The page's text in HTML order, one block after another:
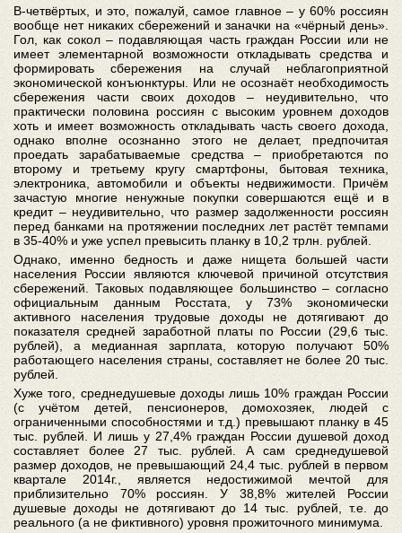
В-четвёртых, и это, пожалуй, самое главное – у 60% россиян
вообще нет никаких сбережений и заначки на «чёрный день».
Гол, как сокол – подавляющая часть граждан России или не
имеет элементарной возможности откладывать средства и
формировать сбережения на случай неблагоприятной
экономической конъюнктуры. Или не осознаёт необходимость
сбережения части своих доходов – неудивительно, что
практически половина россиян с высоким уровнем доходов
хоть и имеет возможность откладывать часть своего дохода,
однако вполне осознанно этого не делает, предпочитая
проедать зарабатываемые средства – приобретаются по
второму и третьему кругу смартфоны, бытовая техника,
электроника, автомобили и объекты недвижимости. Причём
зачастую многие ненужные покупки совершаются ещё и в
кредит – неудивительно, что размер задолженности россиян
перед банками на протяжении последних лет растёт темпами
в 35-40% и уже успел превысить планку в 10,2 трлн. рублей.
Однако, именно бедность и даже нищета большей части
населения России являются ключевой причиной отсутствия
сбережений. Таковых подавляющее большинство – согласно
официальным данным Росстата, у 73% экономически
активного населения трудовые доходы не дотягивают до
показателя средней заработной платы по России (29,6 тыс.
рублей), а медианная зарплата, которую получают 50%
работающего населения страны, составляет не более 20 тыс.
рублей.
Хуже того, среднедушевые доходы лишь 10% граждан России
(с учётом детей, пенсионеров, домохозяек, людей с
ограниченными способностями и т.д.) превышают планку в 45
тыс. рублей. И лишь у 27,4% граждан России душевой доход
составляет более 27 тыс. рублей. А сам среднедушевой
размер доходов, не превышающий 24,4 тыс. рублей в первом
квартале 2014г., является недостижимой мечтой для
приблизительно 70% россиян. У 38,8% жителей России
душевые доходы не дотягивают до 14 тыс. рублей, т.е. до
реального (а не фиктивного) уровня прожиточного минимума.